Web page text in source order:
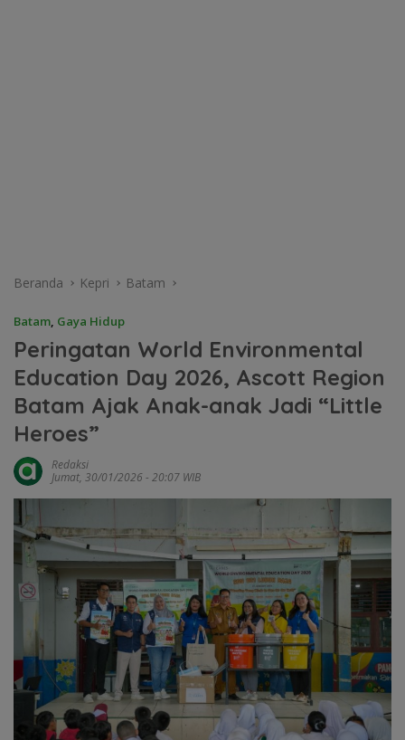
Beranda Kepri Batam
Batam, Gaya Hidup
Peringatan World Environmental
Education Day 2026, Ascott Region
Batam Ajak Anak-anak Jadi “Little
Heroes”
Redaksi
Jumat, 30/01/2026 - 20:07 WIB